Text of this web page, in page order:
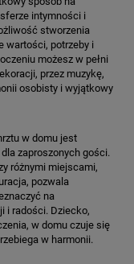
intymności i
stworzenia
wartości, potrzeby i
możesz w pełni
przez muzykę,
osobisty i wyjątkowy
w domu jest
zaproszonych gości.
różnymi miejscami,
pozwala
na
i radości. Dziecko,
w domu czuje się
w harmonii.